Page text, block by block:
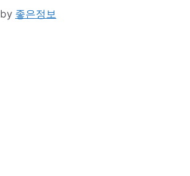
by 좋은정보